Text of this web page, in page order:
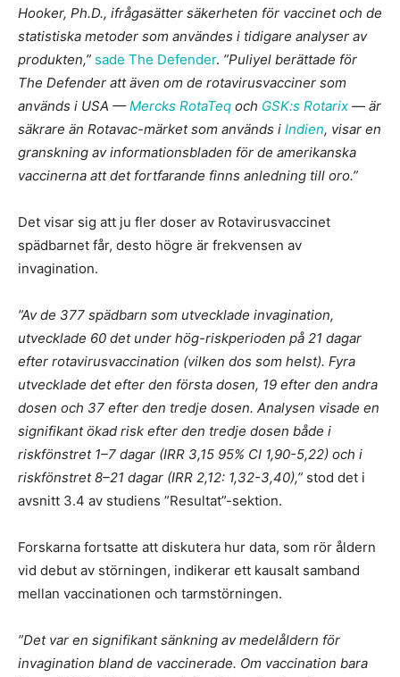
Hooker, Ph.D., ifrågasätter säkerheten för vaccinet och de
statistiska metoder som användes i tidigare analyser av
produkten,” sade The Defender. ”Puliyel berättade för
The Defender att även om de rotavirusvacciner som
används i USA —Mercks RotaTeq och GSK:s Rotarix — är
säkrare än Rotavac-märket som används i Indien, visar en
granskning av informationsbladen för de amerikanska
vaccinerna att det fortfarande finns anledning till oro.”
Det visar sig att ju fler doser av Rotavirusvaccinet
spädbarnet får, desto högre är frekvensen av
invagination.
”Av de 377 spädbarn som utvecklade invagination,
utvecklade 60 det under hög-riskperioden på 21 dagar
efter rotavirusvaccination (vilken dos som helst). Fyra
utvecklade det efter den första dosen, 19 efter den andra
dosen och 37 efter den tredje dosen. Analysen visade en
signifikant ökad risk efter den tredje dosen både i
riskfönstret 1–7 dagar (IRR 3,15 95% CI 1,90-5,22) och i
riskfönstret 8–21 dagar (IRR 2,12: 1,32-3,40),” stod det i
avsnitt 3.4 av studiens ”Resultat”-sektion.
Forskarna fortsatte att diskutera hur data, som rör åldern
vid debut av störningen, indikerar ett kausalt samband
mellan vaccinationen och tarmstörningen.
”Det var en signifikant sänkning av medelåldern för
invagination bland de vaccinerade. Om vaccination bara